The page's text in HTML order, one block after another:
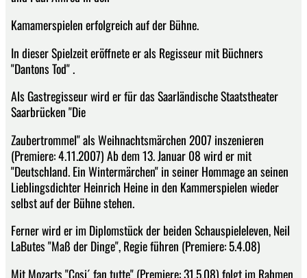
Kamamerspielen erfolgreich auf der Bühne.
In dieser Spielzeit eröffnete er als Regisseur mit Büchners
"Dantons Tod" .
Als Gastregisseur wird er für das Saarländische Staatstheater
Saarbrücken "Die
Zaubertrommel" als Weihnachtsmärchen 2007 inszenieren
(Premiere: 4.11.2007) Ab dem 13. Januar 08 wird er mit
"Deutschland. Ein Wintermärchen" in seiner Hommage an seinen
Lieblingsdichter Heinrich Heine in den Kammerspielen wieder
selbst auf der Bühne stehen.
Ferner wird er im Diplomstück der beiden Schauspieleleven, Neil
LaButes "Maß der Dinge", Regie führen (Premiere: 5.4.08)
Mit Mozarts "Cosi´ fan tutte" (Premiere: 31.5.08) folgt im Rahmen